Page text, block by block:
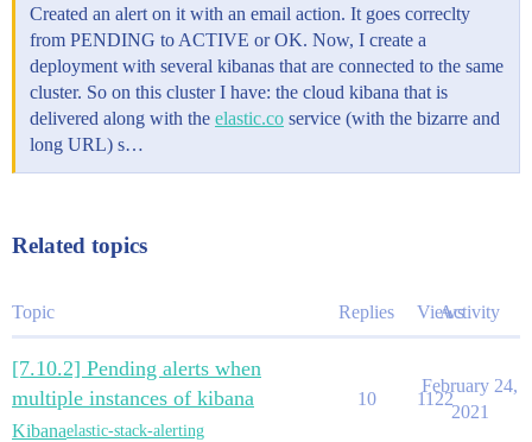
Created an alert on it with an email action. It goes correclty
from PENDING to ACTIVE or OK. Now, I create a
deployment with several kibanas that are connected to the same
cluster. So on this cluster I have: the cloud kibana that is
delivered along with the elastic.co service (with the bizarre and
long URL) s…
Related topics
Topic Replies ViewsActivity
[7.10.2] Pending alerts when
multiple instances of kibana
Kibanaelastic-stack-alerting
10 1122
February 24,
2021